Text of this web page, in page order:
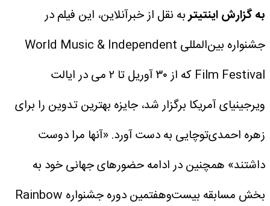
به گزارش اینتیتربه نقل از خبرآنلاین، این فیلم در
جشنواره بین‌المللی World Music & Independent
Film Festival که از ۳۰ آوریل تا ۲ می در ایالت
ویرجینیای آمریکا برگزار شد، جایزه بهترین تدوین را برای
زهره احمدی‌توچایی به دست آورد.«آنها مرا دوست
داشتند» همچنین در ادامه حضورهای جهانی خود به
بخش مسابقه بیست‌وهفتمین دوره جشنواره Rainbow